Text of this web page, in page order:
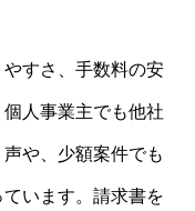
すさ、手数料の安
人事業主でも他社
や、少額案件でも
います。請求書を